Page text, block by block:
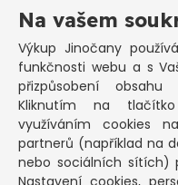
Výkup elektromotorů -
PRAKTICKÉ
Pozastavená živnost
Co vykoupíme na
Podmínky výkupu
Formuláře ke stažení
Na vašem
Výkup Jinočany
funkčnosti webu a s
přizpůsobení
Kliknutím na
využíváním cookies
partnerů (například na
nebo sociálních sítích)
Nastavení cookies,